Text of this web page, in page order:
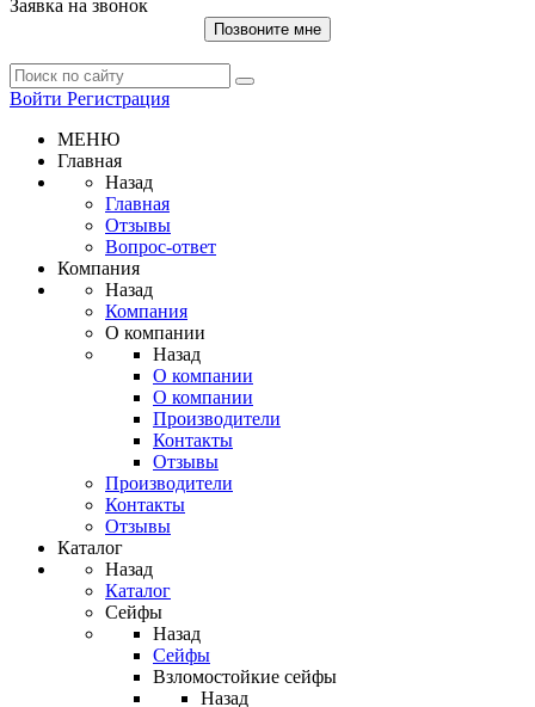
Заявка на звонок
Позвоните мне
Войти Регистрация
МЕНЮ
Главная
Назад
Главная
Отзывы
Вопрос-ответ
Компания
Назад
Компания
О компании
Назад
О компании
О компании
Производители
Контакты
Отзывы
Производители
Контакты
Отзывы
Каталог
Назад
Каталог
Сейфы
Назад
Сейфы
Взломостойкие сейфы
Назад